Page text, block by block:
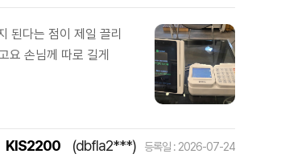
된다는 점이 제일 끌리
요 손님께 따로 길게
KIS2200 (dbfla2***) 등록일 : 2026-07-24